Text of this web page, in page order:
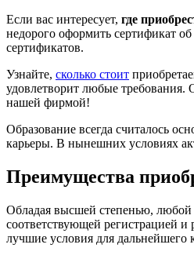
Если вас интересует, где
недорого оформить сертификат
сертификатов.
Узнайте, сколько стоит
удовлетворит любые требования.
нашей фирмой!
Образование всегда считалось
карьеры. В нынешних условиях
Преимущества
Обладая высшей степенью, любой
соответствующей регистрацией
лучшие условия для дальнейшего